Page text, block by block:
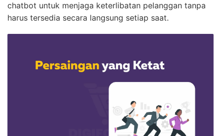
chatbot untuk menjaga keterlibatan pelanggan tanpa
harus tersedia secara langsung setiap saat.